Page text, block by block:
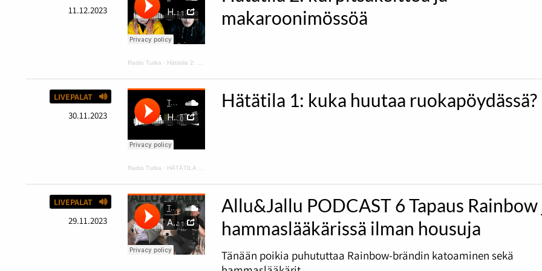
11.12.2023
Radio Tutka · Hätätila 2: kurpitsakeittoa ja makaroonimössöä
makaroonimössöä
LIVEPALAT
30.11.2023
Radio Tutka · HÄTÄTILA podcast 1
Hätätila 1: kuka huutaa ruokapöydässä?
LIVEPALAT
29.11.2023
Allu&Jallu PODCAST 6 Tapaus Rainbow
hammaslääkärissä ilman housuja
Tänään poikia puhututtaa Rainbow-brändin katoaminen sekä